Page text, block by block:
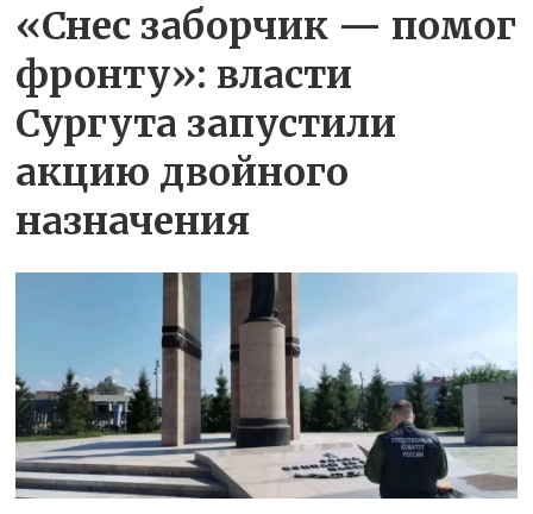
«Снес заборчик — помог
фронту»: власти
Сургута запустили
акцию двойного
назначения